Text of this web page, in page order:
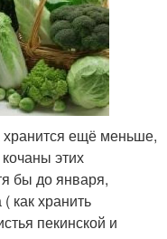
хранится ещё меньше,
этих
бы до января,
как хранить
пекинской и